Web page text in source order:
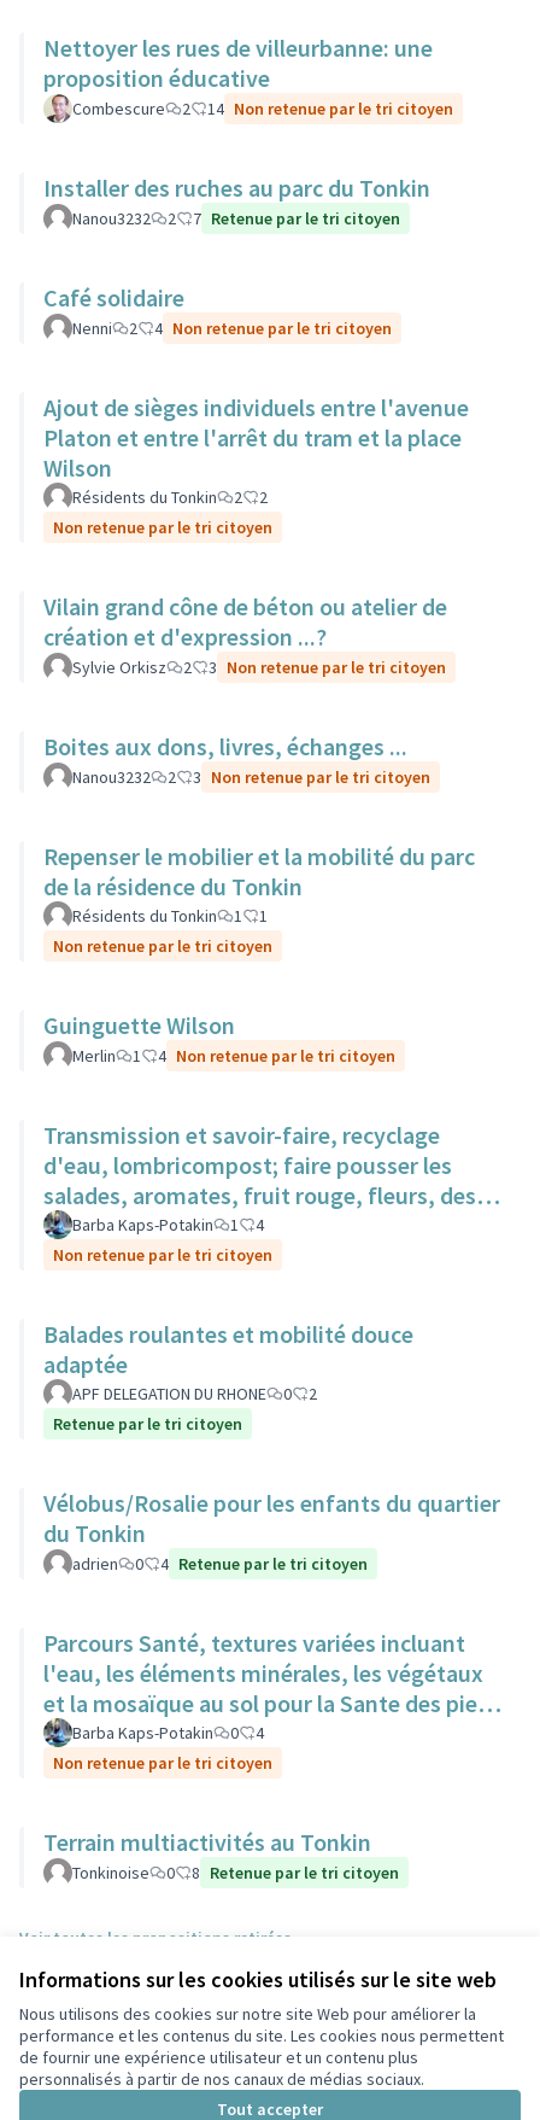
Informations sur les cookies utilisés sur le site web
Nous utilisons des cookies sur notre site Web pour améliorer la
performance et les contenus du site. Les cookies nous permettent
de fournir une expérience utilisateur et un contenu plus
personnalisés à partir de nos canaux de médias sociaux.
Tout accepter
Nettoyer les rues de villeurbanne: une
proposition éducative
Combescure 2 14 Non retenue par le tri citoyen
Installer des ruches au parc du Tonkin
Nanou3232 2 7 Retenue par le tri citoyen
Café solidaire
Nenni 2 4 Non retenue par le tri citoyen
Ajout de sièges individuels entre l'avenue
Platon et entre l'arrêt du tram et la place
Wilson
Résidents du Tonkin 2
2
Non retenue par le tri citoyen
Vilain grand cône de béton ou atelier de
création et d'expression ...?
Sylvie Orkisz 2 3 Non retenue par le tri citoyen
Boites aux dons, livres, échanges ...
Nanou3232 2 3 Non retenue par le tri citoyen
Repenser le mobilier et la mobilité du parc
de la résidence du Tonkin
Résidents du Tonkin 1
1
Non retenue par le tri citoyen
Guinguette Wilson
Merlin 1 4 Non retenue par le tri citoyen
Transmission et savoir-faire, recyclage
d'eau, lombricompost; faire pousser les
salades, aromates, fruit rouge, fleurs, des
surfaces sur des toits.
Barba Kaps-Potakin 1
4
Non retenue par le tri citoyen
Balades roulantes et mobilité douce
adaptée
APF DELEGATION DU RHONE 0
2
Retenue par le tri citoyen
Vélobus/Rosalie pour les enfants du quartier
du Tonkin
adrien 0 4 Retenue par le tri citoyen
Parcours Santé, textures variées incluant
l'eau, les éléments minérales, les végétaux
et la mosaïque au sol pour la Sante des pieds
nus.Barba Kaps-Potakin 0
4
Non retenue par le tri citoyen
Terrain multiactivités au Tonkin
Tonkinoise 0 8 Retenue par le tri citoyen
Voir toutes les propositions retirées
Conditions d'utilisation
Paramètres des cookies
Participez Villeurbanne sur X
(Lien externe)
Participez Villeurbanne sur Facebook
Participez Villeurbanne sur Instagram
Participez Villeurbanne sur YouTube
(Lien externe)